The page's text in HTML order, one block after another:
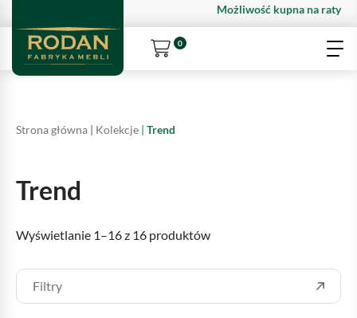
Możliwość kupna na raty
0
Strona główna | Kolekcje | Trend
Trend
Wyświetlanie 1–16 z 16 produktów
Filtry